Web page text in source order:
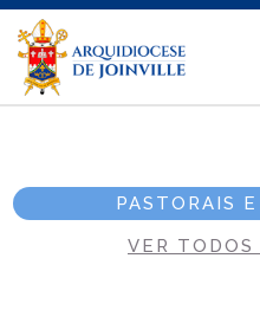
PASTORAIS
VER TODOS